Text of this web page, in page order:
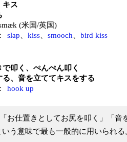
キス
(米国/英国)
slap kiss smooch bird kiss
で叩く、ぺんぺん叩く
る、音を立ててキスをする
hook up
お仕置きとしてお尻を叩く」「音
いう意味で最も一般的に用いられる